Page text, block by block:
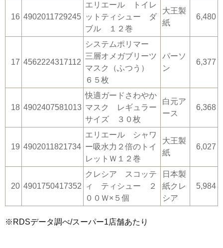
16 4902011729245
エリエール トイレ
ットティシュー ダ
ブル １２巻
大王製
紙
6,480
17 4562224317112
システムポリマー
三層オメガブリーツ
マスク（ふつう）
６５枚
パーソ
ン
6,377
18 4902407581013
快適ガードさわやか
マスク レギュラー
サイズ ３０枚
白元ア
ース
6,368
19 4902011821734
エリエール シャワ
ー吸水力２倍のトイ
レットＷ１２巻
大王製
紙
6,027
20 4901750417352
クレシア スコッテ
ィ ティシュー ２
００Ｗ×５個
日本製
紙クレ
シア
5,984
※RDSデータ調べ/スーパー1店舗あたり